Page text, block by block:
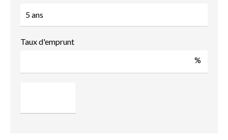
Taux d'emprunt
%